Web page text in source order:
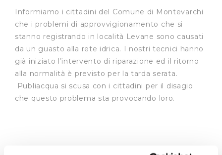
Informiamo i cittadini del Comune di Montevarchi
che i problemi di approvvigionamento che si
stanno registrando in località Levane sono causati
da un guasto alla rete idrica. I nostri tecnici hanno
già iniziato l’intervento di riparazione ed il ritorno
alla normalità è previsto per la tarda serata.
Publiacqua si scusa con i cittadini per il disagio
che questo problema sta provocando loro.